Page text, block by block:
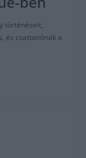
történéseit,
és csattanónak a